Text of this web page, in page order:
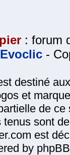
: forum
Evoclic -
destiné
et
de
tenus sont
est
by